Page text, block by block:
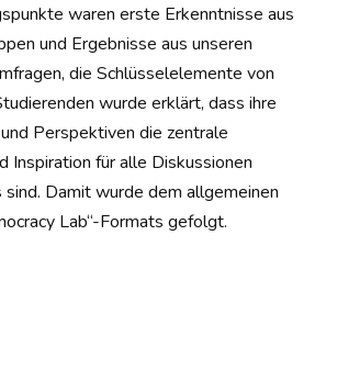
waren erste Erkenntnisse aus
und Ergebnisse aus unseren
die Schlüsselelemente von
wurde erklärt, dass ihre
Perspektiven die zentrale
Inspiration für alle Diskussionen
Damit wurde dem allgemeinen
Lab“-Formats gefolgt.